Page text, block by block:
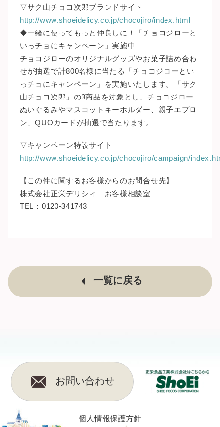
▽サク山チョコ次郎ブランドサイト
http://www.shoeidelicy.co.jp/chocojiro/index.html
◆一緒に使ってもっと仲良しに！「チョコジローと
いっチョにキャンペーン」実施中
チョコジローのオリジナルグッズやお菓子詰め合わ
せが抽選で計800名様に当たる「チョコジローとい
っチョにキャンペーン」を実施いたします。「サク
山チョコ次郎」の3商品を対象とし、チョコジロー
ぬいぐるみやマスコットキーホルダー、親子エプロ
ン、QUOカードが抽選で当たります。
▽キャンペーン特設サイト
http://www.shoeidelicy.co.jp/chocojiro/campaign/
【この件に関するお客様からのお問合せ先】
株式会社正栄デリシィ お客様相談室
TEL：0120-341743
一覧に戻る
お問い合わせ
個人情報保護方針